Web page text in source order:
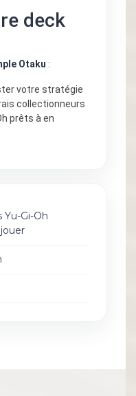
deck
Otaku :
votre stratégie
collectionneurs
prêts à en
Yu-Gi-Oh